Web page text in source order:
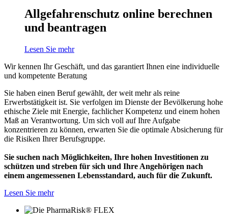
Allgefahrenschutz online berechnen
und beantragen
Lesen Sie mehr
Wir kennen Ihr Geschäft, und das garantiert Ihnen eine individuelle
und kompetente Beratung
Sie haben einen Beruf gewählt, der weit mehr als reine
Erwerbstätigkeit ist. Sie verfolgen im Dienste der Bevölkerung hohe
ethische Ziele mit Energie, fachlicher Kompetenz und einem hohen
Maß an Verantwortung. Um sich voll auf Ihre Aufgabe
konzentrieren zu können, erwarten Sie die optimale Absicherung für
die Risiken Ihrer Berufsgruppe.
Sie suchen nach Möglichkeiten, Ihre hohen Investitionen zu
schützen und streben für sich und Ihre Angehörigen nach
einem angemessenen Lebensstandard, auch für die Zukunft.
Lesen Sie mehr